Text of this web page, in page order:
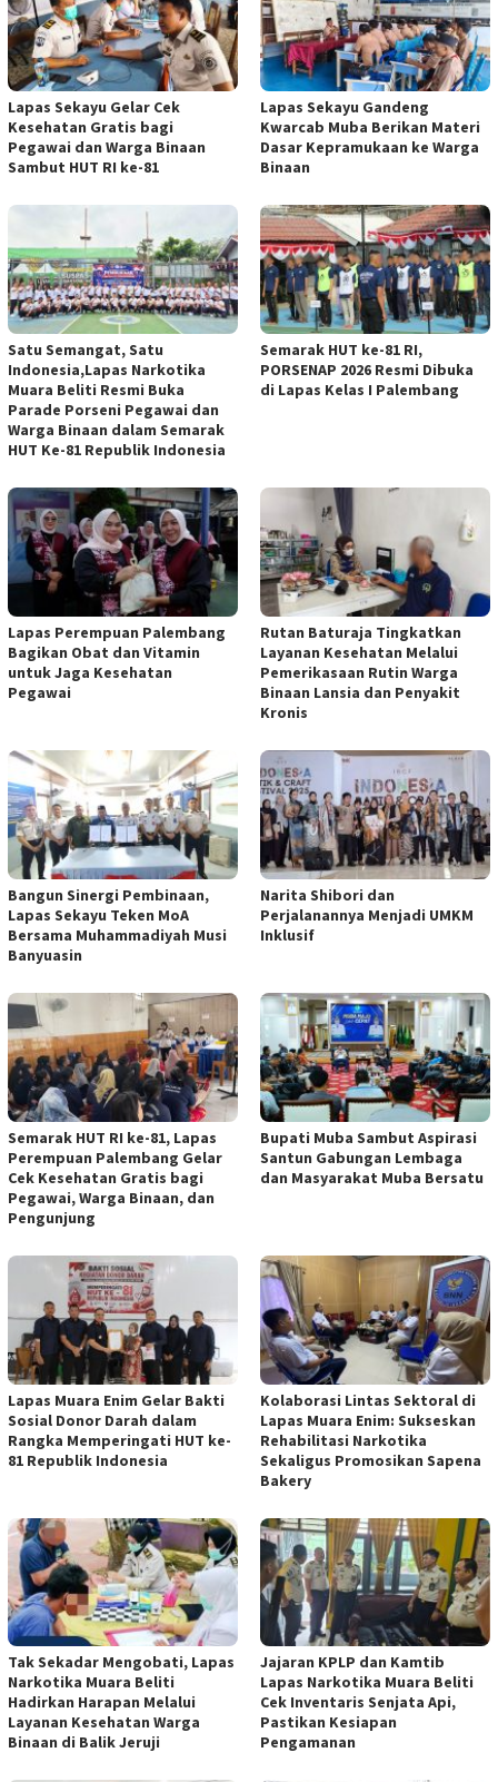
Lapas Sekayu Gelar Cek
Kesehatan Gratis bagi
Pegawai dan Warga Binaan
Sambut HUT RI ke-81
Lapas Sekayu Gandeng
Kwarcab Muba Berikan Materi
Dasar Kepramukaan ke Warga
Binaan
Satu Semangat, Satu
Indonesia,Lapas Narkotika
Muara Beliti Resmi Buka
Parade Porseni Pegawai dan
Warga Binaan dalam Semarak
HUT Ke-81 Republik Indonesia
Semarak HUT ke-81 RI,
PORSENAP 2026 Resmi Dibuka
di Lapas Kelas I Palembang
Lapas Perempuan Palembang
Bagikan Obat dan Vitamin
untuk Jaga Kesehatan
Pegawai
Rutan Baturaja Tingkatkan
Layanan Kesehatan Melalui
Pemerikasaan Rutin Warga
Binaan Lansia dan Penyakit
Kronis
Bangun Sinergi Pembinaan,
Lapas Sekayu Teken MoA
Bersama Muhammadiyah Musi
Banyuasin
Narita Shibori dan
Perjalanannya Menjadi UMKM
Inklusif
Semarak HUT RI ke-81, Lapas
Perempuan Palembang Gelar
Cek Kesehatan Gratis bagi
Pegawai, Warga Binaan, dan
Pengunjung
Bupati Muba Sambut Aspirasi
Santun Gabungan Lembaga
dan Masyarakat Muba Bersatu
Lapas Muara Enim Gelar Bakti
Sosial Donor Darah dalam
Rangka Memperingati HUT ke-
81 Republik Indonesia
Kolaborasi Lintas Sektoral di
Lapas Muara Enim: Sukseskan
Rehabilitasi Narkotika
Sekaligus Promosikan Sapena
Bakery
Tak Sekadar Mengobati, Lapas
Narkotika Muara Beliti
Hadirkan Harapan Melalui
Layanan Kesehatan Warga
Binaan di Balik Jeruji
Jajaran KPLP dan Kamtib
Lapas Narkotika Muara Beliti
Cek Inventaris Senjata Api,
Pastikan Kesiapan
Pengamanan